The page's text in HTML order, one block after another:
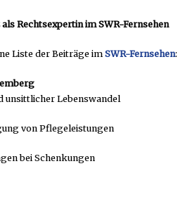
Rechtsexpertin im SWR-Fernsehen
Liste der Beiträge imSWR-Fernsehen:
unsittlicher Lebenswandel
von Pflegeleistungen
bei Schenkungen